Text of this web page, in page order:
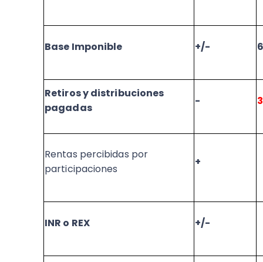
Base Imponible +/-
Retiros y distribuciones
pagadas
-
Rentas percibidas por
participaciones
+
INR o REX +/-